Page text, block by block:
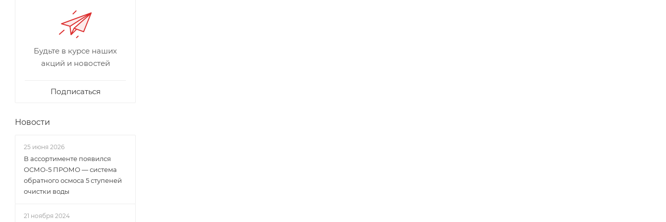
Будьте в курсе наших
акций и новостей
Подписаться
Новости
25 июня 2026
В ассортименте появился
ОСМО-5 ПРОМО — система
обратного осмоса 5 ступеней
очистки воды
21 ноября 2024